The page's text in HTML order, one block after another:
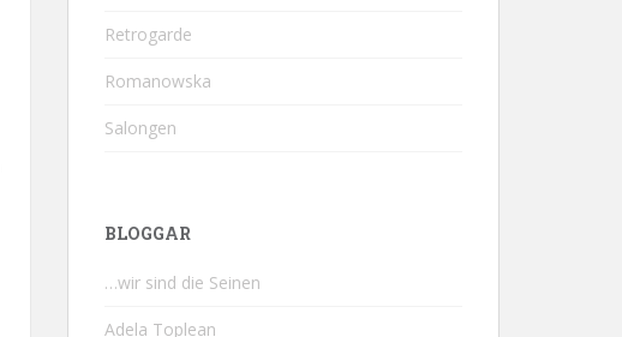
Retrogarde
Romanowska
Salongen
BLOGGAR
…wir sind die Seinen
Adela Toplean